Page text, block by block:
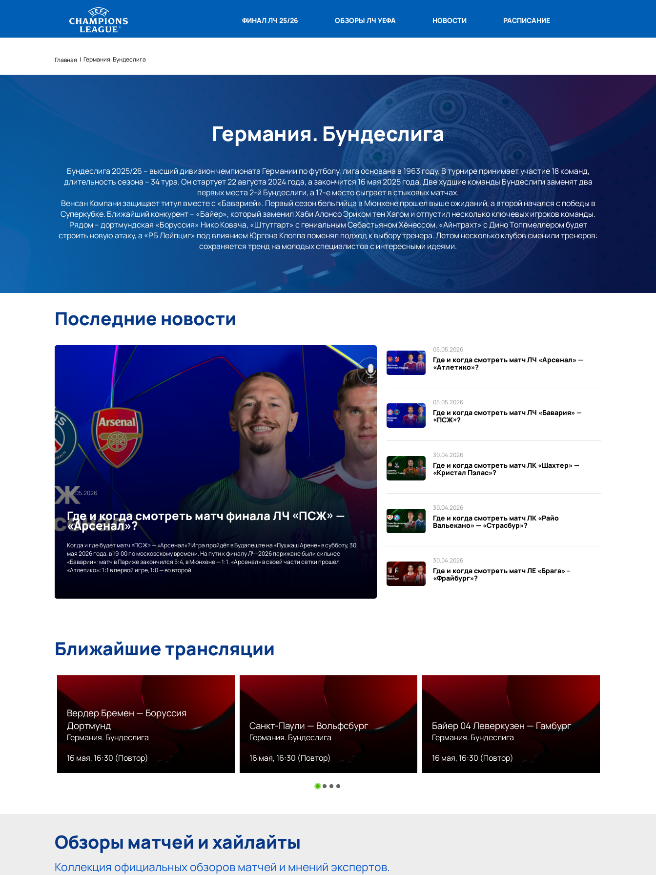
ФИНАЛ ЛЧ 25/26 ОБЗОРЫ ЛЧ УЕФА НОВОСТИ РАСПИСАНИЕ
Главная | Германия. Бундеслига
Германия. Бундеслига
Бундеслига 2025/26 – высший дивизион чемпионата Германии по футболу, лига основана в 1963 году. В турнире принимает участие 18 команд,
длительность сезона – 34 тура. Он стартует 22 августа 2024 года, а закончится 16 мая 2025 года. Две худшие команды Бундеслиги заменят два
первых места 2-й Бундеслиги, а 17-е место сыграет в стыковых матчах.
Венсан Компани защищает титул вместе с «Баварией». Первый сезон бельгийца в Мюнхене прошел выше ожиданий, а второй начался с победы в
Суперкубке. Ближайший конкурент – «Байер», который заменил Хаби Алонсо Эриком тен Хагом и отпустил несколько ключевых игроков команды.
Рядом – дортмундская «Боруссия» Нико Ковача, «Штутгарт» с гениальным Себастьяном Хёнессом. «Айнтрахт» с Дино Топпмеллером будет
строить новую атаку, а «РБ Лейпциг» под влиянием Юргена Клоппа поменял подход к выбору тренера. Летом несколько клубов сменили тренеров:
сохраняется тренд на молодых специалистов с интересными идеями.
Последние новости
29.05.2026
Где и когда смотреть матч финала ЛЧ «ПСЖ» —
«Арсенал»?
Когда и где будет матч «ПСЖ» — «Арсенал»? Игра пройдёт в Будапеште на «Пушкаш Арене» в субботу, 30
мая 2026 года, в 19:00 по московскому времени. На пути к финалу ЛЧ-2026 парижане были сильнее
«Баварии»: матч в Париже закончился 5:4, в Мюнхене — 1:1. «Арсенал» в своей части сетки прошёл
«Атлетико»: 1:1 в первой игре, 1:0 — во второй.
05.05.2026
Где и когда смотреть матч ЛЧ «Арсенал» —
«Атлетико»?
05.05.2026
Где и когда смотреть матч ЛЧ «Бавария» —
«ПСЖ»?
30.04.2026
Где и когда смотреть матч ЛК «Шахтер» —
«Кристал Пэлас»?
30.04.2026
Где и когда смотреть матч ЛК «Райо
Вальекано» — «Страсбур»?
30.04.2026
Где и когда смотреть матч ЛЕ «Брага» –
«Фрайбург»?
Ближайшие трансляции
Вердер Бремен — Боруссия
Дортмунд
Германия. Бундеслига
16 мая, 16:30 (Повтор)
Санкт-Паули — Вольфсбург
Германия. Бундеслига
16 мая, 16:30 (Повтор)
Байер 04 Леверкузен — Гамбург
Германия. Бундеслига
16 мая, 16:30 (Повтор)
Обзоры матчей и хайлайты
Коллекция официальных обзоров матчей и мнений экспертов.